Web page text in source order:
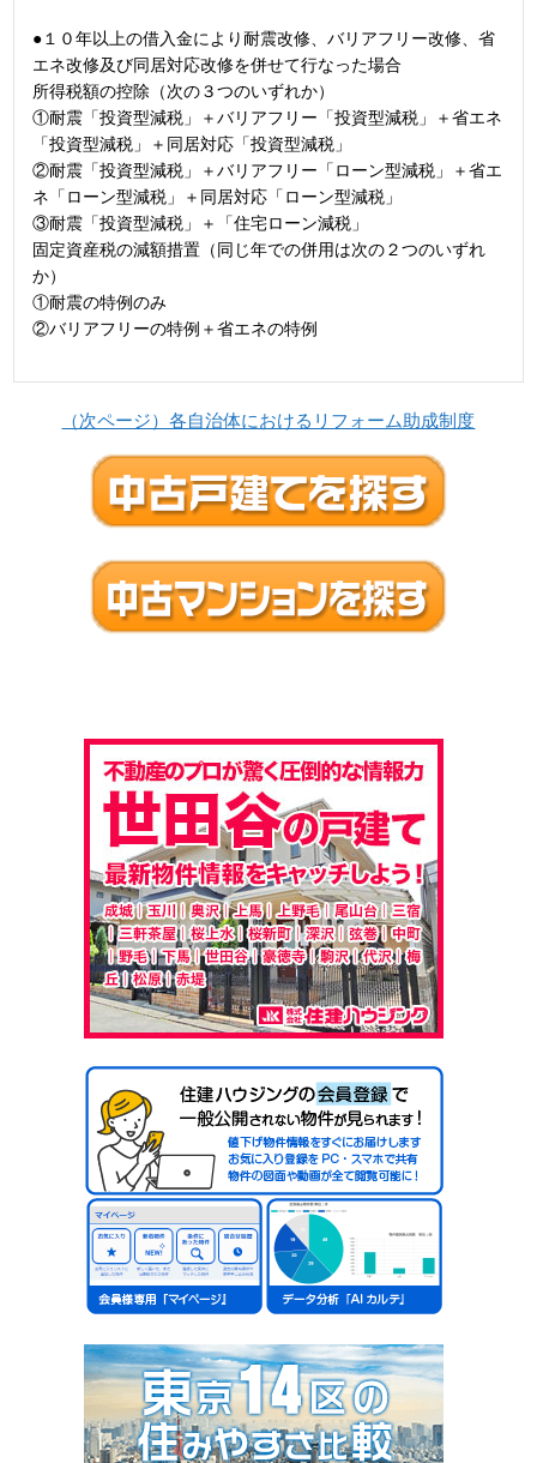
●１０年以上の借入金により耐震改修、バリアフリー改修、省
エネ改修及び同居対応改修を併せて行なった場合
所得税額の控除（次の３つのいずれか）
①耐震「投資型減税」＋バリアフリー「投資型減税」＋省エネ
「投資型減税」＋同居対応「投資型減税」
②耐震「投資型減税」＋バリアフリー「ローン型減税」＋省エ
ネ「ローン型減税」＋同居対応「ローン型減税」
③耐震「投資型減税」＋「住宅ローン減税」
固定資産税の減額措置（同じ年での併用は次の２つのいずれ
か）
①耐震の特例のみ
②バリアフリーの特例＋省エネの特例
（次ページ）各自治体におけるリフォーム助成制度